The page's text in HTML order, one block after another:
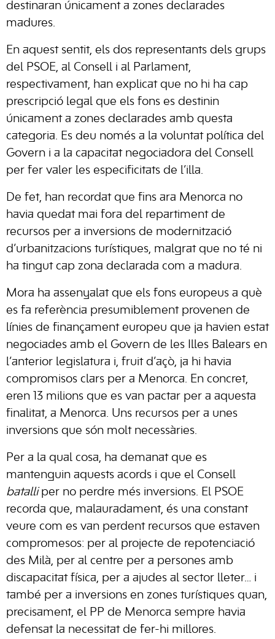
destinaran únicament a zones declarades
madures.
En aquest sentit, els dos representants dels grups
del PSOE, al Consell i al Parlament,
respectivament, han explicat que no hi ha cap
prescripció legal que els fons es destinin
únicament a zones declarades amb questa
categoria. Es deu només a la voluntat política del
Govern i a la capacitat negociadora del Consell
per fer valer les especificitats de l’illa.
De fet, han recordat que fins ara Menorca no
havia quedat mai fora del repartiment de
recursos per a inversions de modernització
d’urbanitzacions turístiques, malgrat que no té ni
ha tingut cap zona declarada com a madura.
Mora ha assenyalat que els fons europeus a què
es fa referència presumiblement provenen de
línies de finançament europeu que ja havien estat
negociades amb el Govern de les Illes Balears en
l’anterior legislatura i, fruit d’açò, ja hi havia
compromisos clars per a Menorca. En concret,
eren 13 milions que es van pactar per a aquesta
finalitat, a Menorca. Uns recursos per a unes
inversions que són molt necessàries.
Per a la qual cosa, ha demanat que es
mantenguin aquests acords i que el Consell
batalliper no perdre més inversions. El PSOE
recorda que, malauradament, és una constant
veure com es van perdent recursos que estaven
compromesos: per al projecte de repotenciació
des Milà, per al centre per a persones amb
discapacitat física, per a ajudes al sector lleter… i
també per a inversions en zones turístiques quan,
precisament, el PP de Menorca sempre havia
defensat la necessitat de fer-hi millores.